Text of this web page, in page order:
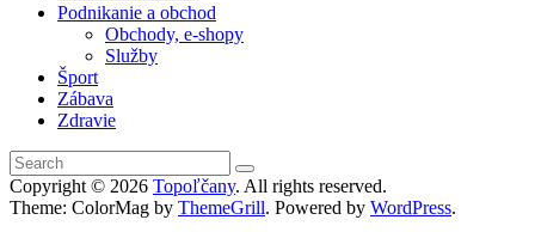
Podnikanie a obchod
Obchody, e-shopy
Služby
Šport
Zábava
Zdravie
Copyright © 2026 Topoľčany. All rights reserved.
Theme: ColorMag by ThemeGrill. Powered by WordPress.